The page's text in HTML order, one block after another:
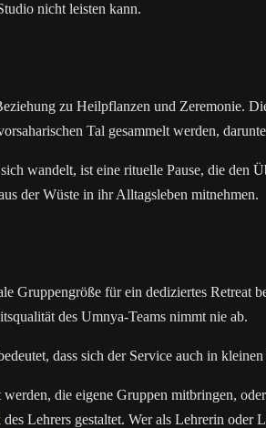
nicht leisten kann.
zu Heilpflanzen und Zeremonie.
Tal gesammelt werden,
wandelt, ist eine rituelle Pause, die
der Wüste in ihr Alltagsleben mitnehmen.
Gruppengröße für ein dediziertes
des Umnya-Teams nimmt nie ab.
dass sich der Service auch in
die eigene Gruppen mitbringen,
Lehrers gestaltet. Wer als Lehrerin oder